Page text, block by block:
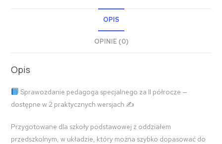
OPIS
OPINIE (0)
Opis
Sprawozdanie pedagoga specjalnego za II półrocze —
dostępne w 2 praktycznych wersjach ✍
Przygotowane dla szkoły podstawowej z oddziałem
przedszkolnym, w układzie, który można szybko dopasować do